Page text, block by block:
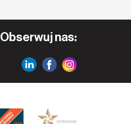
Obserwuj nas: